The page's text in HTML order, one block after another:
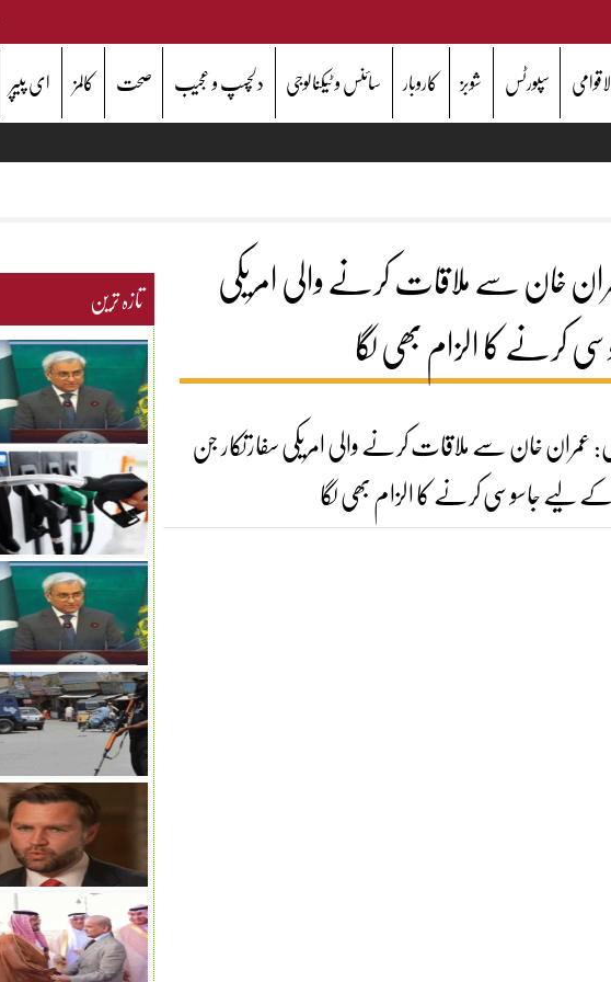
سپورٹس شوبز کاروبار سائنس و ٹیکنالوجی دلچسپ و عجیب صحت کالمز ای پیپر
خان سے ملاقات کرنے والی امریکی
کرنے کا الزام بھی لگا
عمران خان سے ملاقات کرنے والی امریکی سفارتکار جن
لیے جاسوسی کرنے کا الزام بھی لگا
تازہ ترین